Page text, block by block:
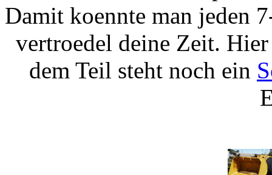
Damit koennte man jeden
vertroedel deine Zeit.
dem Teil steht noch ein